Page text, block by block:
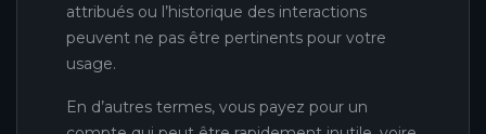
attribués ou l’historique des interactions
peuvent ne pas être pertinents pour votre
usage.
En d’autres termes, vous payez pour un